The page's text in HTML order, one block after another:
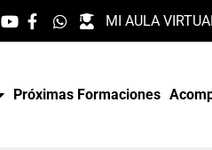
MI AULA
Próximas Formaciones